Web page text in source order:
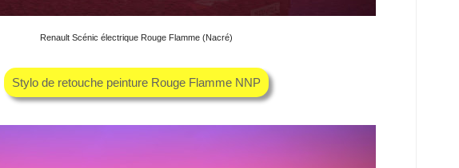
Renault Scénic électrique Rouge Flamme (Nacré)
Stylo de retouche peinture Rouge Flamme NNP